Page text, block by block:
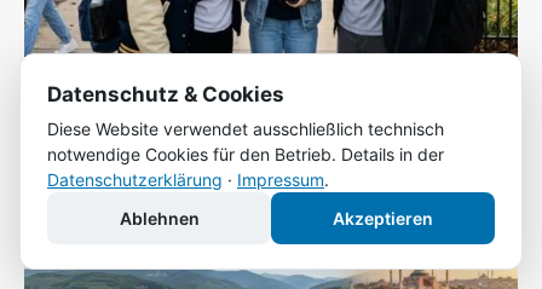
Ein Schuljahr in den USA: Wie der
Auslandsaufenthalt Jugendliche fürs Leben prägt
Tobias Friedrich - 21. Juli 2026
Datenschutz & Cookies
Diese Website verwendet ausschließlich technisch
notwendige Cookies für den Betrieb. Details in der
Datenschutzerklärung · Impressum.
Ablehnen
Akzeptieren